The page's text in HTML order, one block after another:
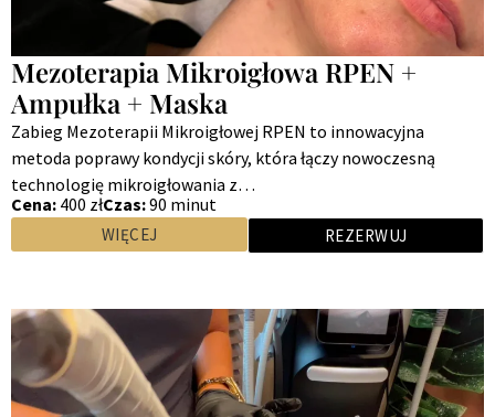
Mezoterapia Mikroigłowa RPEN +
Ampułka + Maska
Zabieg Mezoterapii Mikroigłowej RPEN to innowacyjna
metoda poprawy kondycji skóry, która łączy nowoczesną
technologię mikroigłowania z…
Cena: 400 złCzas:90 minut
WIĘCEJ REZERWUJ